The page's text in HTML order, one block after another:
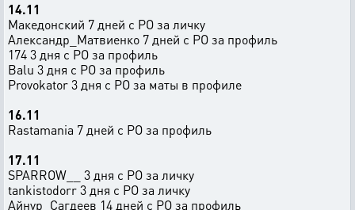
14.11
Македонский 7 дней с РО за личку
Александр_Матвиенко 7 дней с РО за профиль
174 3 дня с РО за профиль
Balu 3 дня с РО за профиль
Provokator 3 дня с РО за маты в профиле
16.11
Rastamania 7 дней с РО за профиль
17.11
SPARROW__ 3 дня с РО за личку
tankistodorr 3 дня с РО за личку
Айнур_Сагдеев 14 дней с РО за профиль